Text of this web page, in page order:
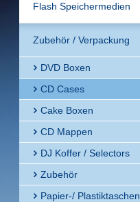
Flash Speichermedien
Zubehör / Verpackung
DVD Boxen
CD Cases
Cake Boxen
CD Mappen
DJ Koffer / Selectors
Zubehör
Papier-/ Plastiktaschen